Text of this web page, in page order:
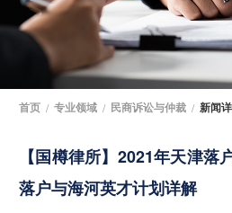
首页 / 专业领域 / 民商诉讼与仲裁 / 新闻
【国樽律所】2021年天津落
落户与海河英才计划详解